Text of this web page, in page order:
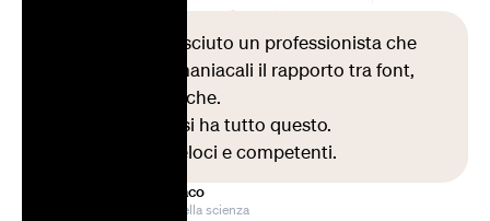
Lorenzo Monaco
Comunicatore della scienza
Non ho mai conosciuto un professionista che
curi a livelli così maniacali il rapporto tra font,
colori e linee grafiche.
Con Emmaboshi si ha tutto questo.
E pure risposte veloci e competenti.